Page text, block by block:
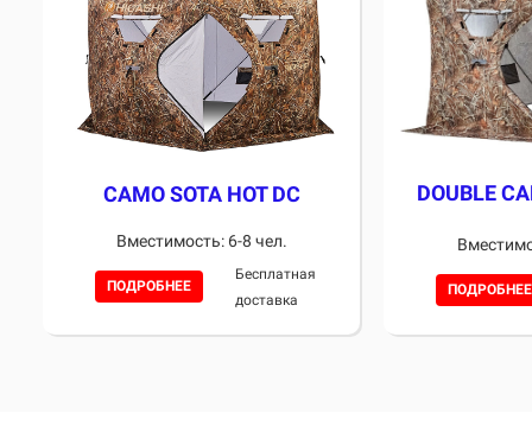
CAMO SOTA HOT DC
Вместимость: 6-8 чел.
ПОДРОБНЕЕ
Бесплатная
доставка
DOUBLE
ПОДРОБНЕЕ